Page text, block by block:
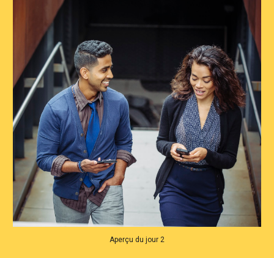
Aperçu du jour 2